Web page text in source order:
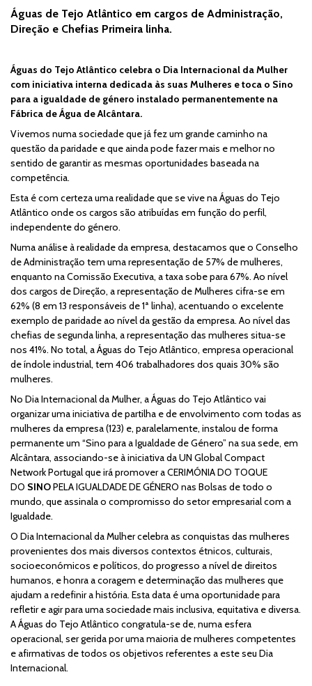
Águas de Tejo Atlântico em cargos de Administração,
Direção e Chefias Primeira linha.
Águas do Tejo Atlântico celebra o Dia Internacional da Mulher
com iniciativa interna dedicada às suas Mulheres e toca o Sino
para a igualdade de género instalado permanentemente na
Fábrica de Água de Alcântara.
Vivemos numa sociedade que já fez um grande caminho na
questão da paridade e que ainda pode fazer mais e melhor no
sentido de garantir as mesmas oportunidades baseada na
competência.
Esta é com certeza uma realidade que se vive na Águas do Tejo
Atlântico onde os cargos são atribuídas em função do perfil,
independente do género.
Numa análise à realidade da empresa, destacamos que o Conselho
de Administração tem uma representação de 57% de mulheres,
enquanto na Comissão Executiva, a taxa sobe para 67%. Ao nível
dos cargos de Direção, a representação de Mulheres cifra-se em
62% (8 em 13 responsáveis de 1ª linha), acentuando o excelente
exemplo de paridade ao nível da gestão da empresa. Ao nível das
chefias de segunda linha, a representação das mulheres situa-se
nos 41%. No total, a Águas do Tejo Atlântico, empresa operacional
de índole industrial, tem 406 trabalhadores dos quais 30% são
mulheres.
No Dia Internacional da Mulher, a Águas do Tejo Atlântico vai
organizar uma iniciativa de partilha e de envolvimento com todas as
mulheres da empresa (123) e, paralelamente, instalou de forma
permanente um “Sino para a Igualdade de Género” na sua sede, em
Alcântara, associando-se à iniciativa da UN Global Compact
Network Portugal que irá promover a CERIMÓNIA DO TOQUE
DO SINOPELA IGUALDADE DE GÉNERO nas Bolsas de todo o
mundo, que assinala o compromisso do setor empresarial com a
Igualdade.
O Dia Internacional da Mulher celebra as conquistas das mulheres
provenientes dos mais diversos contextos étnicos, culturais,
socioeconómicos e políticos, do progresso a nível de direitos
humanos, e honra a coragem e determinação das mulheres que
ajudam a redefinir a história. Esta data é uma oportunidade para
refletir e agir para uma sociedade mais inclusiva, equitativa e diversa.
A Águas do Tejo Atlântico congratula-se de, numa esfera
operacional, ser gerida por uma maioria de mulheres competentes
e afirmativas de todos os objetivos referentes a este seu Dia
Internacional.